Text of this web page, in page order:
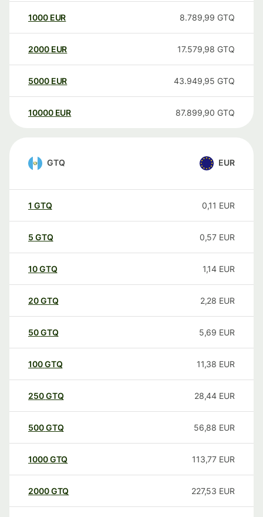
1000 EUR 8.789,99 GTQ
2000 EUR 17.579,98 GTQ
5000 EUR 43.949,95 GTQ
10000 EUR 87.899,90 GTQ
GTQ EUR
1 GTQ 0,11 EUR
5 GTQ 0,57 EUR
10GTQ 1,14 EUR
20GTQ 2,28 EUR
50GTQ 5,69 EUR
100GTQ 11,38 EUR
250GTQ 28,44 EUR
500GTQ 56,88 EUR
1000GTQ 113,77 EUR
2000GTQ 227,53 EUR